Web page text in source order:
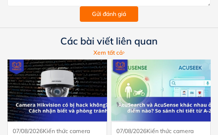
Gửi đánh giá
Các bài viết liên quan
Xem tất cả
07/08/2026Kiến thức camera
07/08/2026Kiến thức camera